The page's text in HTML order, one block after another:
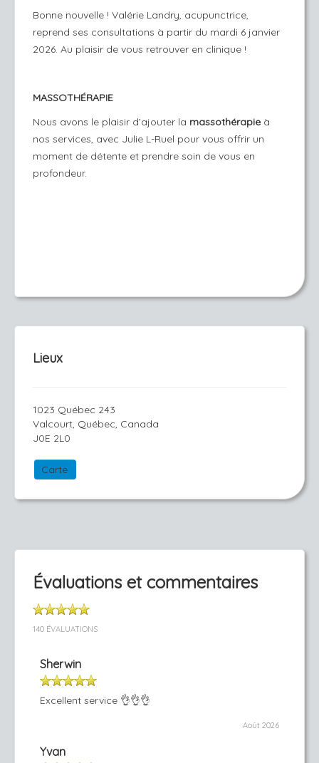
​Bonne nouvelle ! Valérie Landry, acupunctrice,
reprend ses consultations à partir du mardi 6 janvier
2026. Au plaisir de vous retrouver en clinique !
MASSOTHÉRAPIE
Nous avons le plaisir d’ajouter la massothérapie à
nos services, avec Julie L-Ruel pour vous offrir un
moment de détente et prendre soin de vous en
profondeur.
Lieux
1023 Québec 243
Valcourt, Québec, Canada
J0E 2L0
Carte
Évaluations et commentaires
140 ÉVALUATIONS
Sherwin
Excellent service 👌👌👌
Août 2026
Yvan